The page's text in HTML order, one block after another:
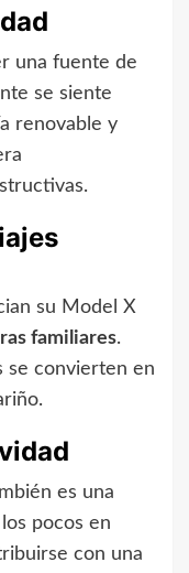
una fuente de
se siente
renovable y
su Model X
familiares.
se convierten en
es una
pocos en
con una